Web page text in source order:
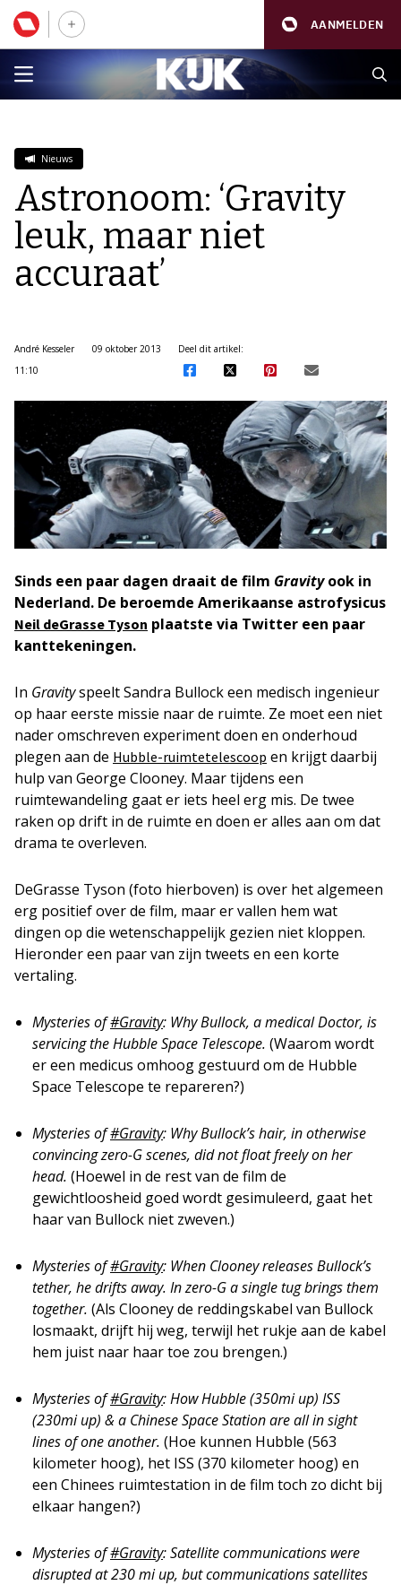
AANMELDEN
Nieuws
Astronoom: ‘Gravity
leuk, maar niet
accuraat’
André Kesseler
09 oktober 2013
11:10
Deel dit artikel:
Sinds een paar dagen draait de film Gravityook in
Nederland. De beroemde Amerikaanse astrofysicus
Neil deGrasse Tyson plaatste via Twitter een paar
kanttekeningen.
In Gravityspeelt Sandra Bullock een medisch ingenieur
op haar eerste missie naar de ruimte. Ze moet een niet
nader omschreven experiment doen en onderhoud
plegen aan de Hubble-ruimtetelescoop en krijgt daarbij
hulp van George Clooney. Maar tijdens een
ruimtewandeling gaat er iets heel erg mis. De twee
raken op drift in de ruimte en doen er alles aan om dat
drama te overleven.
DeGrasse Tyson (foto hierboven) is over het algemeen
erg positief over de film, maar er vallen hem wat
dingen op die wetenschappelijk gezien niet kloppen.
Hieronder een paar van zijn tweets en een korte
vertaling.
Mysteries of#Gravity: Why Bullock, a medical Doctor, is
servicing the Hubble Space Telescope. (Waarom wordt
er een medicus omhoog gestuurd om de Hubble
Space Telescope te repareren?)
Mysteries of#Gravity: Why Bullock’s hair, in otherwise
convincing zero-G scenes, did not float freely on her
head. (Hoewel in de rest van de film de
gewichtloosheid goed wordt gesimuleerd, gaat het
haar van Bullock niet zweven.)
Mysteries of#Gravity: When Clooney releases Bullock’s
tether, he drifts away. In zero-G a single tug brings them
together. (Als Clooney de reddingskabel van Bullock
losmaakt, drijft hij weg, terwijl het rukje aan de kabel
hem juist naar haar toe zou brengen.)
Mysteries of#Gravity: How Hubble (350mi up) ISS
(230mi up) & a Chinese Space Station are all in sight
lines of one another. (Hoe kunnen Hubble (563
kilometer hoog), het ISS (370 kilometer hoog) en
een Chinees ruimtestation in de film toch zo dicht bij
elkaar hangen?)
Mysteries of#Gravity: Satellite communications were
disrupted at 230 mi up, but communications satellites